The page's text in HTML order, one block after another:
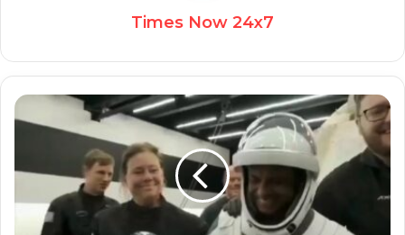
Times Now 24x7